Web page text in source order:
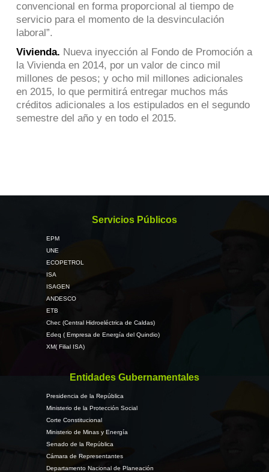
convencional en forma proporcional al tiempo de
servicio para el momento de la desvinculación
laboral”.
Vivienda. Nueva inyección al Fondo de Promoción a
la Vivienda en 2014, por un valor de cinco mil
millones de pesos; y ocho mil millones adicionales
en 2015, lo que permitirá entregar muchos más
créditos adicionales a los estipulados en el segundo
semestre del año y en todo el 2015.
Servicios Públicos
EPM
UNE
ECOPETROL
ISA
ISAGEN
ANDESCO
ETB
Chec (Central Hidroeléctrica de Caldas)
Edeq ( Empresa de Energía del Quindio)
XM( Filial ISA)
Entidades Gubernamentales
Presidencia de la República
Ministerio de la Protección Social
Corte Constitucional
Ministerio de Minas y Energía
Senado de la República
Cámara de Representantes
Departamento Nacional de Planeación